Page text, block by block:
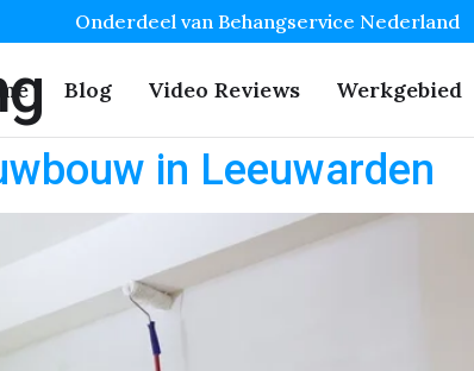
Onderdeel van Behangservice Nederland
Blog Video Reviews Werkgebied
in Leeuwarden